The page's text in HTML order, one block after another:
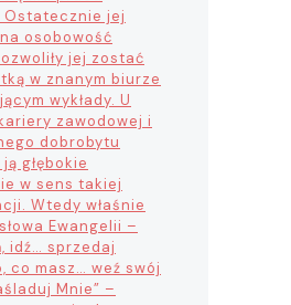
Ostatecznie jej
osobowość
jej zostać
w znanym biurze
wykłady. U
zawodowej i
dobrobytu
głębokie
w sens takiej
Wtedy właśnie
Ewangelii –
idź… sprzedaj
co masz… weź swój
Mnie” –